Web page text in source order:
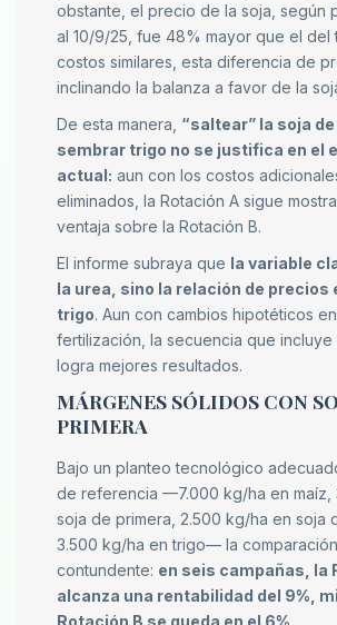
obstante, el precio de la soja, según
al 10/9/25, fue 48% mayor que el del
costos similares, esta diferencia de
inclinando la balanza a favor de la
De esta manera, “saltear” la soja
sembrar trigo no se justifica en el
actual: aun con los costos
eliminados, la Rotación A sigue
ventaja sobre la Rotación B.
El informe subraya que la variable
la urea, sino la relación de precios
trigo. Aun con cambios hipotéticos
fertilización, la secuencia que incluye
logra mejores resultados.
MÁRGENES SÓLIDOS CON
PRIMERA
Bajo un planteo tecnológico
de referencia —7.000 kg/ha en maíz,
soja de primera, 2.500 kg/ha en soja
3.500 kg/ha en trigo— la
contundente: en seis campañas, la
alcanza una rentabilidad del 9%,